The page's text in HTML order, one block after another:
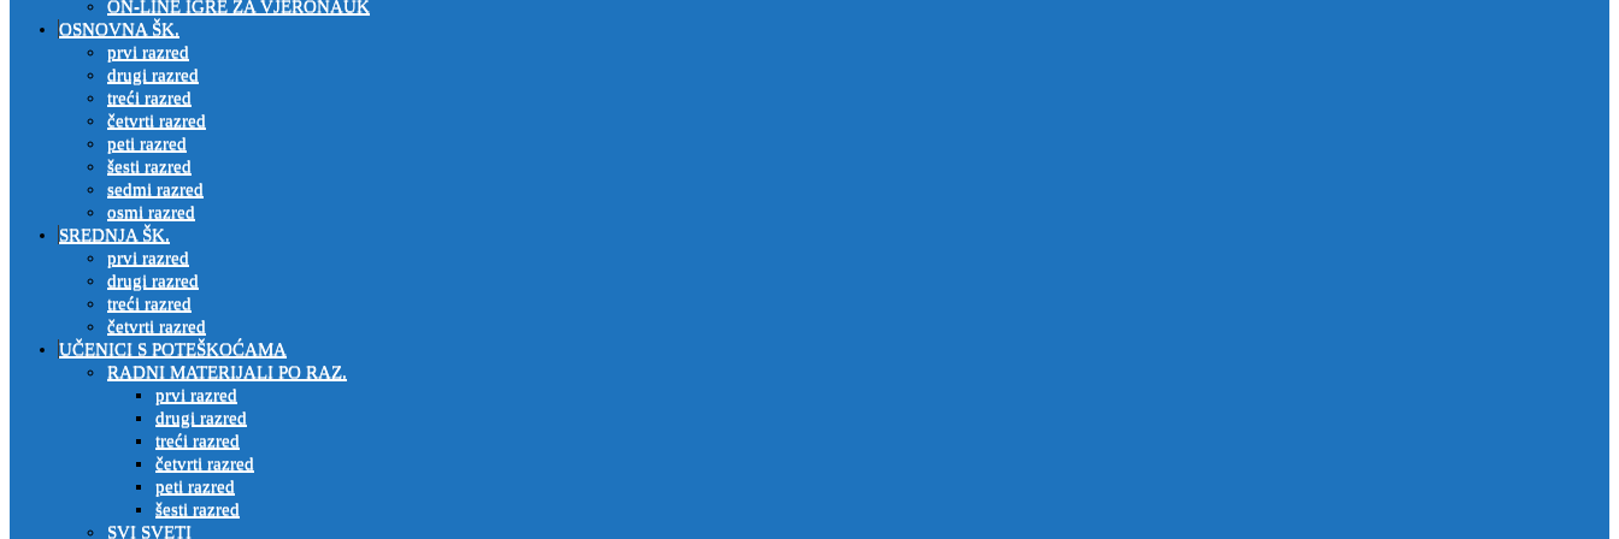
ON-LINE IGRE ZA VJERONAUK
OSNOVNA ŠK.
prvi razred
drugi razred
treći razred
četvrti razred
peti razred
šesti razred
sedmi razred
osmi razred
SREDNJA ŠK.
prvi razred
drugi razred
treći razred
četvrti razred
UČENICI S POTEŠKOĆAMA
RADNI MATERIJALI PO RAZ.
prvi razred
drugi razred
treći razred
četvrti razred
peti razred
šesti razred
SVI SVETI